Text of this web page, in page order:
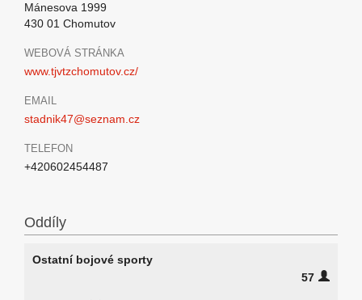
Mánesova 1999
430 01 Chomutov
WEBOVÁ STRÁNKA
www.tjvtzchomutov.cz/
EMAIL
stadnik47@seznam.cz
TELEFON
+420602454487
Oddíly
Ostatní bojové sporty
57